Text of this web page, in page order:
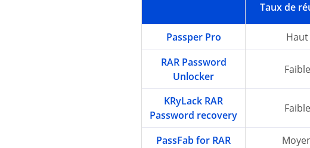
Taux de
Passper Pro
Haut
RAR Password
Unlocker
Faible
KRyLack RAR
Password recovery
Faible
PassFab for RAR